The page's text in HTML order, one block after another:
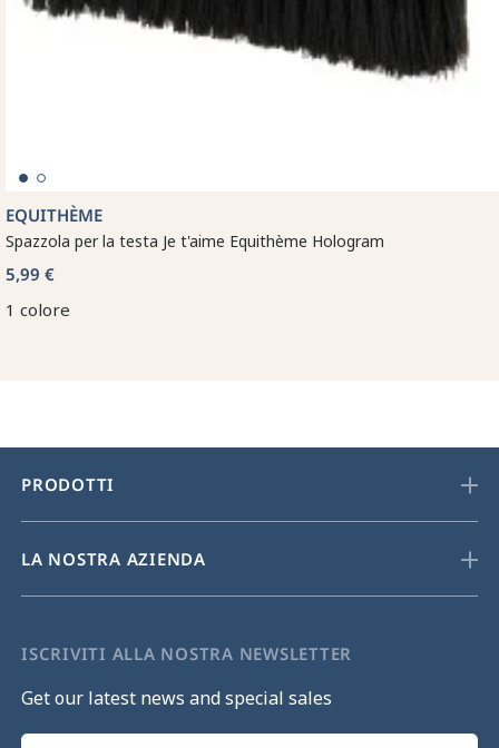
EQUITHÈME
Spazzola per la testa Je t'aime Equithème Hologram
5,99 €
1 colore
PRODOTTI
LA NOSTRA AZIENDA
ISCRIVITI ALLA NOSTRA NEWSLETTER
Get our latest news and special sales